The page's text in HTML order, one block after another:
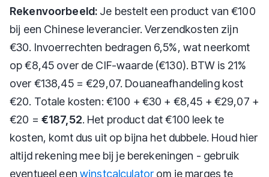
Rekenvoorbeeld: Je bestelt een product van €100
bij een Chinese leverancier. Verzendkosten zijn
€30. Invoerrechten bedragen 6,5%, wat neerkomt
op €8,45 over de CIF-waarde (€130). BTW is 21%
over €138,45 = €29,07. Douaneafhandeling kost
€20. Totale kosten: €100 + €30 + €8,45 + €29,07 +
€20 = €187,52. Het product dat €100 leek te
kosten, komt dus uit op bijna het dubbele. Houd hier
altijd rekening mee bij je berekeningen - gebruik
eventueel eenwinstcalculator om je marges te